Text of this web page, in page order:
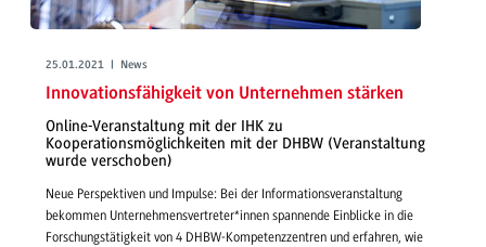
25.01.2021 | News
Innovationsfähigkeit von Unternehmen stärken
Online-Veranstaltung mit der IHK zu
Kooperationsmöglichkeiten mit der DHBW (Veranstaltung
wurde verschoben)
Neue Perspektiven und Impulse: Bei der Informationsveranstaltung
bekommen Unternehmensvertreter*innen spannende Einblicke in die
Forschungstätigkeit von 4 DHBW-Kompetenzzentren und erfahren, wie